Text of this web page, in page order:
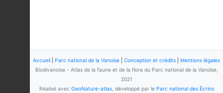
Accueil Parc national de la Vanoise Conception et crédits
Mentions légales
Biodivanoise - Atlas de la faune et de la flore du Parc national de la Vanoise,
2021
Réalisé avec GeoNature-atlas, développé par le Parc national des Écrins